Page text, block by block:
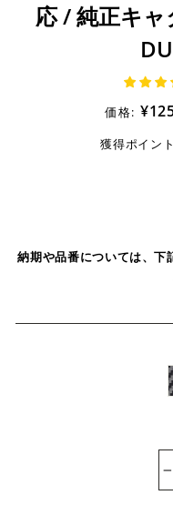
応 / 純正キ
価格:
獲得ポイン
納期や品番については、下